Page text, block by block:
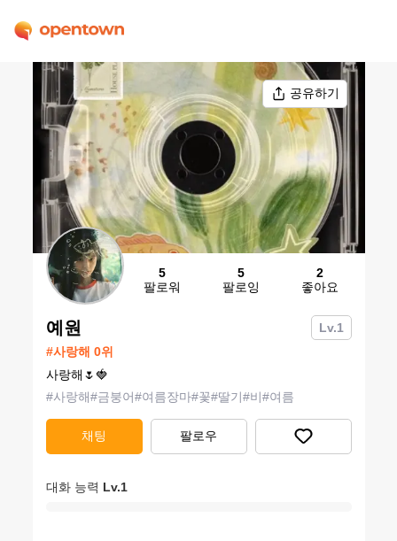
공유하기
5
팔로워
5
팔로잉
2
좋아요
예원 Lv.1
#사랑해 0위
사랑해🌷🍓
#사랑해#금붕어#여름장마#꽃#딸기#비#여름
채팅 팔로우
대화 능력 Lv.1